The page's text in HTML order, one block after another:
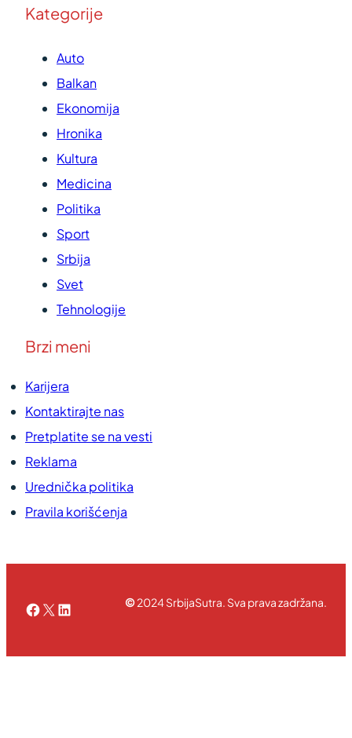
Kategorije
Auto
Balkan
Ekonomija
Hronika
Kultura
Medicina
Politika
Sport
Srbija
Svet
Tehnologije
Brzi meni
Karijera
Kontaktirajte nas
Pretplatite se na vesti
Reklama
Urednička politika
Pravila korišćenja
Facebook
X LinkedIn©2024 SrbijaSutra. Sva prava zadržana.